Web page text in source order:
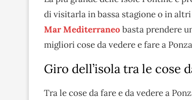
di visitarla in bassa stagione o in
Mar Mediterraneo basta prendere
migliori cose da vedere e fare a
Giro dell’isola tra le cose
Tra le cose da fare e da vedere a